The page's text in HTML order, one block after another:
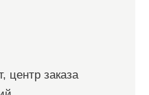
центр заказа